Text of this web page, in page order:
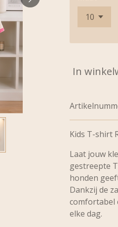
In
Kids T-shirt
Laat jouw
gestreepte
honden
Dankzij de
comfortabel
elke dag.